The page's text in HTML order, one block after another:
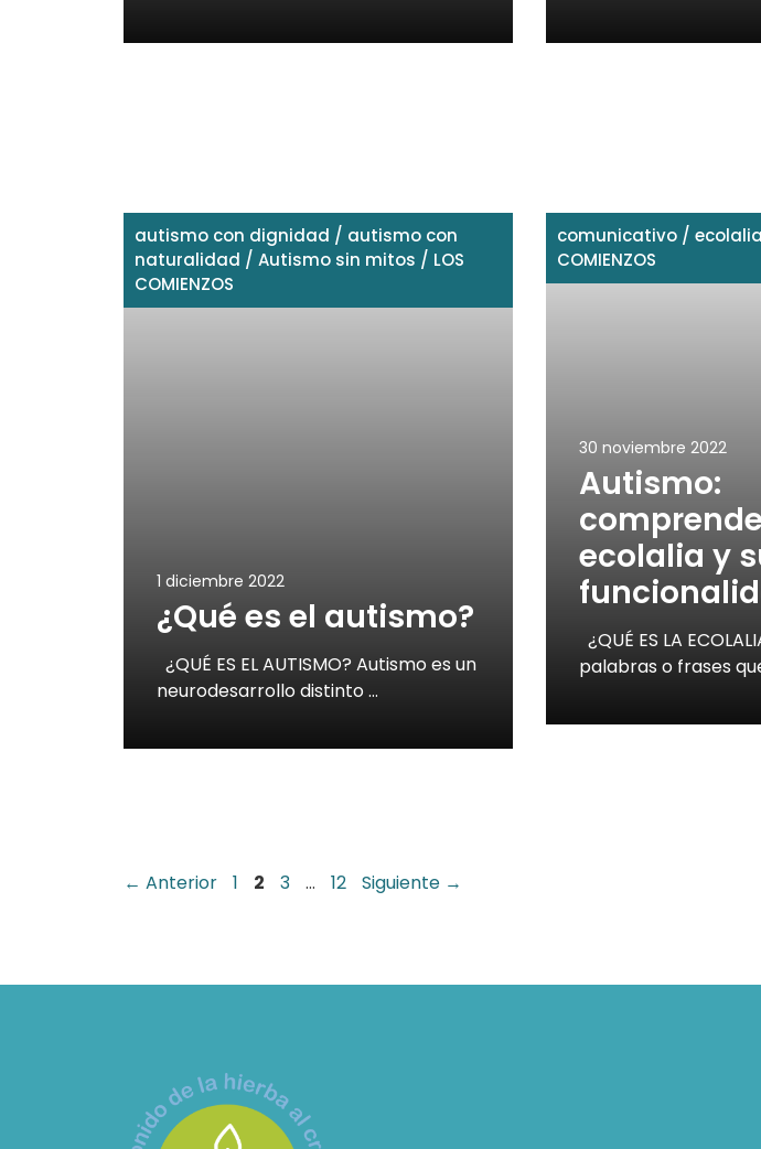
autismo con dignidad / autismo con
naturalidad / Autismo sin mitos / LOS
COMIENZOS
1 diciembre 2022
¿Qué es el autismo?
¿QUÉ ES EL AUTISMO? Autismo es un
neurodesarrollo distinto …
comunicativo /ecolalia
COMIENZOS
30 noviembre 2022
Autismo:
ecolalia y
¿QUÉ ES LA
palabras o frases
← Anterior Página
1 Página
2 Página
3 … Página
12 Siguiente →